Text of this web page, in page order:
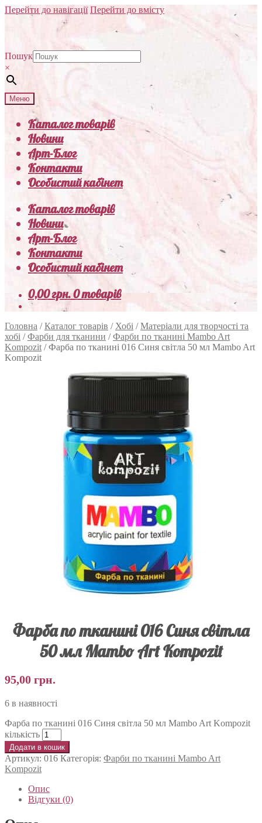
Перейти до навігації Перейти до вмісту
Пошук
×
Меню
Каталог товарів
Новини
Арт-Блог
Контакти
Особистий кабінет
Каталог товарів
Новини
Арт-Блог
Контакти
Особистий кабінет
0,00грн.0 товарів
Головна /Каталог товарів / Хобі /Матеріали для творчості та
хобі /Фарби для тканини /Фарби по тканині Mambo Art
Kompozit /Фарба по тканині 016 Синя світла 50 мл Mambo Art
Kompozit
Фарба по тканині 016 Синя світла
50 мл Mambo Art Kompozit
95,00 грн.
6 в наявності
Фарба по тканині 016 Синя світла 50 мл Mambo Art Kompozit
кількість
Додати в кошик
Артикул: 016 Категорія: Фарби по тканині Mambo Art
Kompozit
Опис
Відгуки (0)